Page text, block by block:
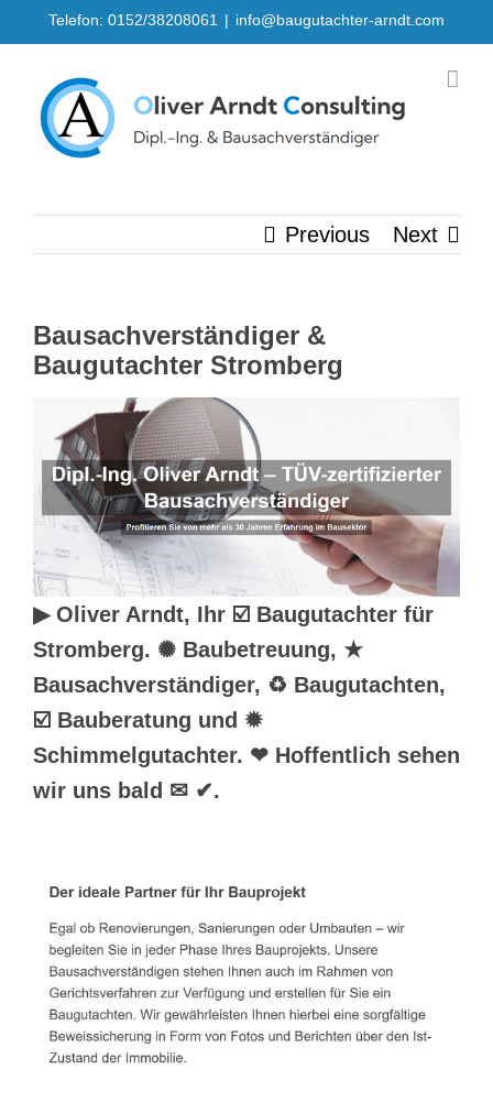
to
content
Telefon: 0152/38208061 | info@baugutachter-arndt.com
Previous Next
Bausachverständiger &
Baugutachter Stromberg
▶︎ Oliver Arndt, Ihr ☑️ Baugutachter für
Stromberg. ✺ Baubetreuung, ★
Bausachverständiger, ♻ Baugutachten,
☑️ Bauberatung und ✹
Schimmelgutachter. ❤ Hoffentlich sehen
wir uns bald ✉ ✔.